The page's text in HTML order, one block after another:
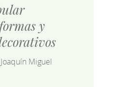
y
Miguel